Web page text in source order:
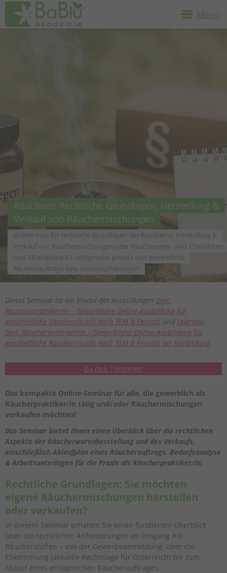
Menü
Räuchern: Rechtliche Grundlagen, Herstellung &
Verkauf von Räuchermischungen
Online-Kurs für rechtliche Grundlagen des Räucherns, Herstellung &
Verkauf von Räuchermischungen oder Räucherwerk - inkl. Checklisten
und Ablaufpläne für erfolgreiche private und gewerbliche
Räucheraufträge bzw. Hausräucherungen
Dieses Seminar ist ein Modul der Ausbildungen Dipl.
Räucherpraktiker/in – Gewerbliche Online-Ausbildung für
ganzheitliche Räucherrituale nach TEM & Fernost und Upgrade-
Dipl. Räucherpraktiker/in – Gewerbliche Online-Ausbildung für
ganzheitliche Räucherrituale nach TEM & Fernost bei Vorbildung.
Zu den Terminen
Das kompakte Online-Seminar für alle, die gewerblich als
Räucherpraktiker/in tätig und/oder Räuchermischungen
verkaufen möchten!
Das Seminar bietet Ihnen einen Überblick über die rechtlichen
Aspekte der Räucherwarenherstellung und des Verkaufs,
einschließlich Ablaufplan eines Räucherauftrags, Bedarfsanalyse
& Arbeitsunterlagen für die Praxis als Räucherpraktiker/in.
Rechtliche Grundlagen: Sie möchten
eigene Räuchermischungen herstellen
oder verkaufen?
In diesem Seminar erhalten Sie einen fundierten Überblick
über die rechtlichen Anforderungen im Umgang mit
Räucherstoffen – von der Gewerbeanmeldung, über die
Etikettierung (aktuelle Rechtslage für Österreich) bis zum
Ablauf eines erfolgreichen Räucherauftrages.